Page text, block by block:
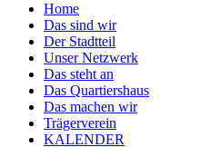
Home
Das sind wir
Der Stadtteil
Unser Netzwerk
Das steht an
Das Quartiershaus
Das machen wir
Trägerverein
KALENDER